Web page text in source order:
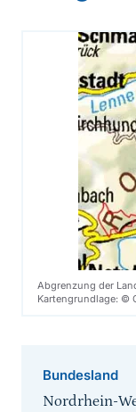
Abgrenzung der
Kartengrundlage: ©
Bundesland
Nordrhein-